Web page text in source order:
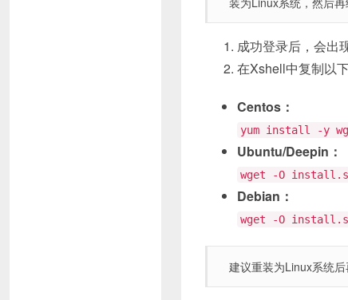
成功登录后，会出
在Xshell中复制以
Centos：
yum install -y
Ubuntu/Deepin：
wget -O
Debian：
wget -O
建议重装为Linux系统后